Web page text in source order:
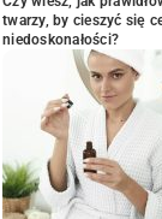
twarzy, by cieszyć się
niedoskonałości?